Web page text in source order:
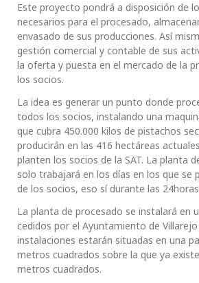
Este proyecto pondrá a disposición de
necesarios para el procesado,
envasado de sus producciones. Así
gestión comercial y contable de sus
la oferta y puesta en el mercado de la
los socios.
La idea es generar un punto donde
todos los socios, instalando una
que cubra 450.000 kilos de pistachos
producirán en las 416 hectáreas
planten los socios de la SAT. La planta
solo trabajará en los días en los que se
de los socios, eso sí durante las
La planta de procesado se instalará en
cedidos por el Ayuntamiento de
instalaciones estarán situadas en una
metros cuadrados sobre la que ya
metros cuadrados.